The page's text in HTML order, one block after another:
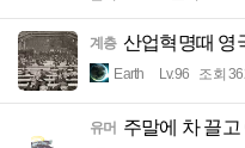
계층 산업혁명때 영
Earth Lv.96 조회
유머 주말에 차 끌